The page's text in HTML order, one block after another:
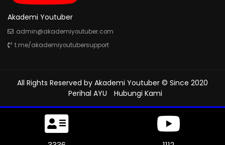
Akademi Youtuber
admin@akademiyoutuber.com
t.me/akademiyoutubersupport
All Rights Reserved by Akademi Youtuber © Since 2020
Perihal AYU
Hubungi Kami